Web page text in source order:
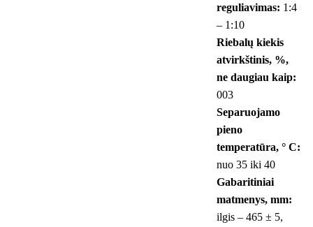
reguliavimas: 1:4
– 1:10
Riebalų kiekis
atvirkštinis, %,
ne daugiau kaip:
003
Separuojamo
pieno
temperatūra, ° С:
nuo 35 iki 40
Gabaritiniai
matmenys, mm:
ilgis – 465 ± 5,